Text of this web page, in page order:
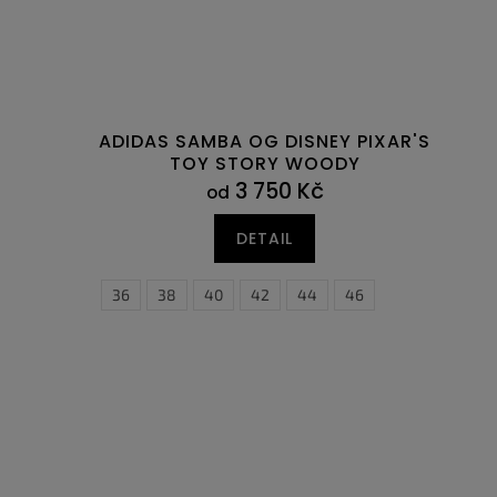
ADIDAS SAMBA OG DISNEY PIXAR'S
TOY STORY WOODY
od 3 750 Kč
DETAIL
36 38 40 42 44 46